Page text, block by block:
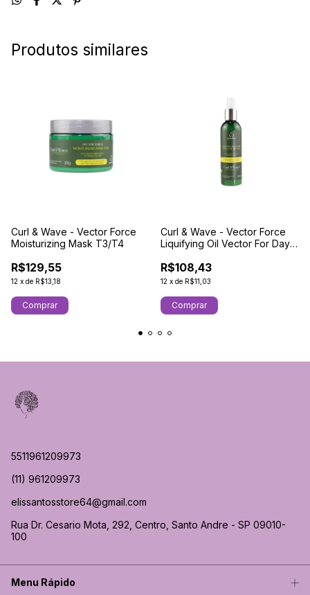
Produtos similares
Curl & Wave - Vector Force
Moisturizing Mask T3/T4
R$129,55
12 x de R$13,18
Curl & Wave - Vector Force
Liquifying Oil Vector For Day
R$108,43
12 x de R$11,03
5511961209973
(11) 961209973
elissantosstore64@gmail.com
Rua Dr. Cesario Mota, 292, Centro, Santo Andre - SP 09010-
100
Menu Rápido